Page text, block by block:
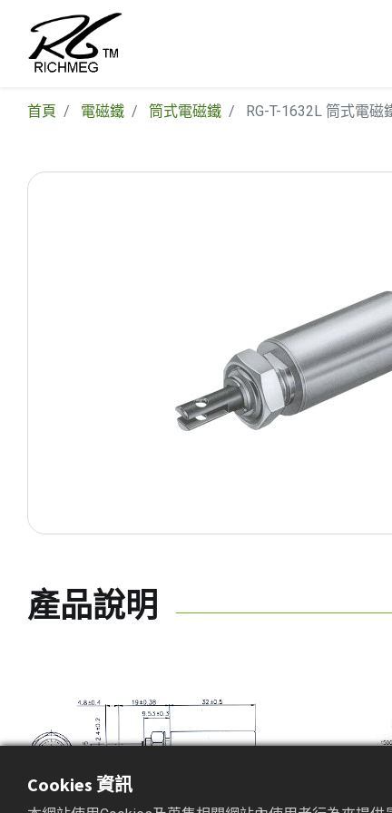
首頁 電磁鐵 筒式電磁鐵 RG-T-1632L 筒式電磁
產品說明
Cookies 資訊